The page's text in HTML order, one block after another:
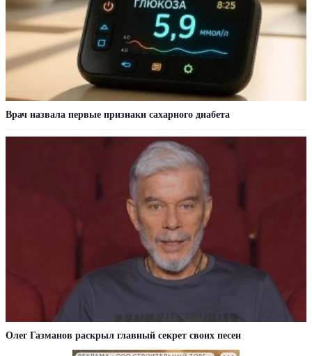
Врач назвала первые признаки сахарного диабета
Олег Газманов раскрыл главный секрет своих песен